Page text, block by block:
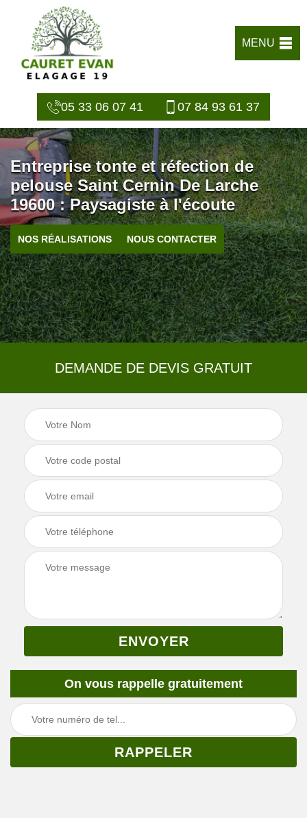
MENU
05 33 06 07 41 07 84 93 61 37
Entreprise tonte et réfection de
pelouse Saint Cernin De Larche
19600 : Paysagiste à l'écoute
NOS RÉALISATIONS NOUS CONTACTER
DEMANDE DE DEVIS GRATUIT
On vous rappelle gratuitement